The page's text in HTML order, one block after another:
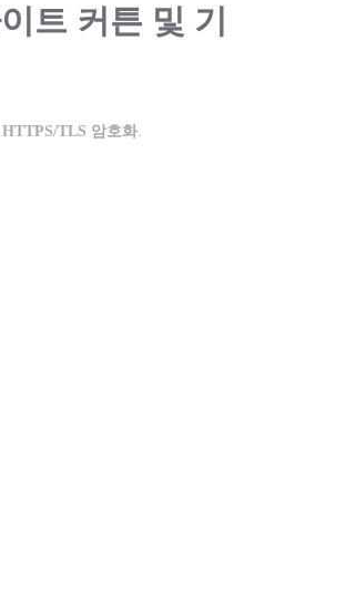
트 커튼 및 기
HTTPS/TLS 암호화